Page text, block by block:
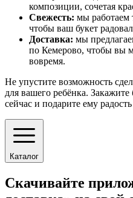
композиции, сочетая
Свежесть: мы работаем
чтобы ваш букет
Доставка: мы
по Кемерово, чтобы вы
вовремя.
Не упустите возможность
для вашего ребёнка.
сейчас и подарите ему
Каталог
Скачивайте